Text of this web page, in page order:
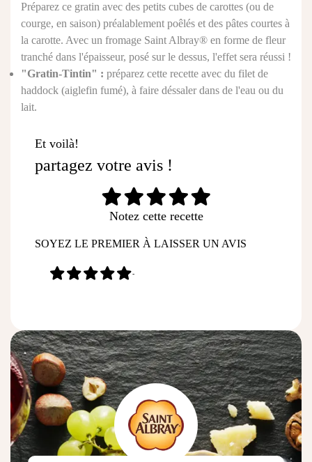
Préparez ce gratin avec des petits cubes de carottes (ou de
courge, en saison) préalablement poêlés et des pâtes courtes à
la carotte. Avec un fromage Saint Albray® en forme de fleur
tranché dans l'épaisseur, posé sur le dessus, l'effet sera réussi !
"Gratin-Tintin" : préparez cette recette avec du filet de
haddock (aiglefin fumé), à faire déssaler dans de l'eau ou du
lait.
Et voilà!
partagez votre avis !
Notez cette recette
SOYEZ LE PREMIER À LAISSER UN AVIS
-